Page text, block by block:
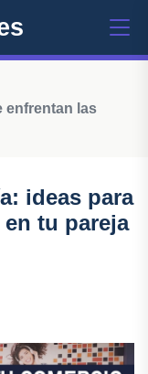
enfrentan las
ideas para
tu pareja